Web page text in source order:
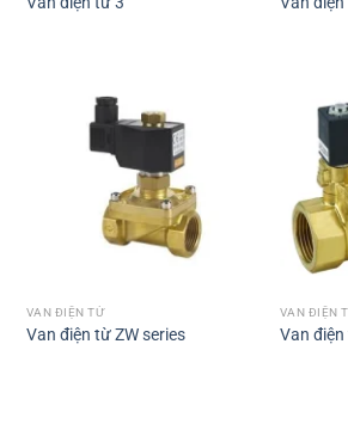
VAN ĐIỆN TỪ
Van điện từ ZW series
VAN ĐIỆN
Van điện